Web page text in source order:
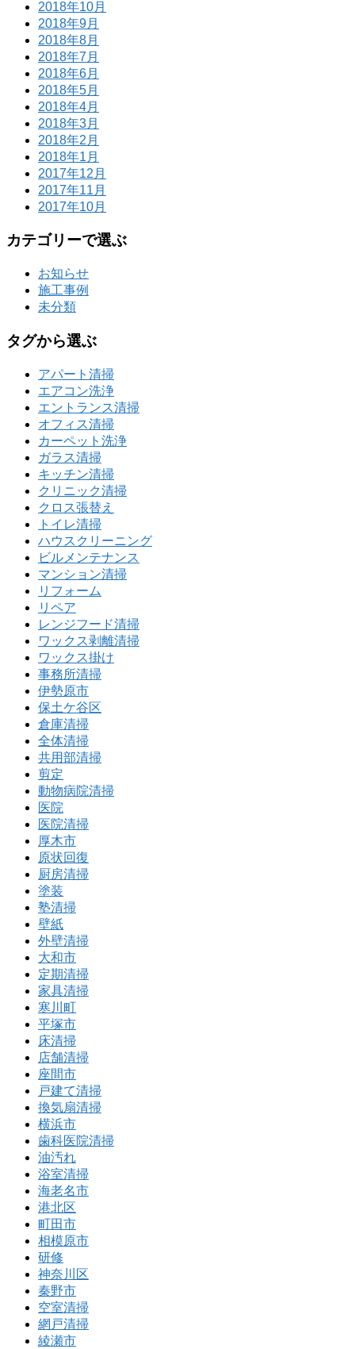
2018年10月
2018年9月
2018年8月
2018年7月
2018年6月
2018年5月
2018年4月
2018年3月
2018年2月
2018年1月
2017年12月
2017年11月
2017年10月
カテゴリーで選ぶ
お知らせ
施工事例
未分類
タグから選ぶ
アパート清掃
エアコン洗浄
エントランス清掃
オフィス清掃
カーペット洗浄
ガラス清掃
キッチン清掃
クリニック清掃
クロス張替え
トイレ清掃
ハウスクリーニング
ビルメンテナンス
マンション清掃
リフォーム
リペア
レンジフード清掃
ワックス剥離清掃
ワックス掛け
事務所清掃
伊勢原市
保土ケ谷区
倉庫清掃
全体清掃
共用部清掃
剪定
動物病院清掃
医院
医院清掃
厚木市
原状回復
厨房清掃
塗装
塾清掃
壁紙
外壁清掃
大和市
定期清掃
家具清掃
寒川町
平塚市
床清掃
店舗清掃
座間市
戸建て清掃
換気扇清掃
横浜市
歯科医院清掃
油汚れ
浴室清掃
海老名市
港北区
町田市
相模原市
研修
神奈川区
秦野市
空室清掃
網戸清掃
綾瀬市